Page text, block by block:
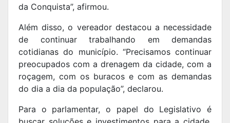
da Conquista”, afirmou.
Além disso, o vereador destacou a necessidade
de continuar trabalhando em demandas
cotidianas do município. “Precisamos continuar
preocupados com a drenagem da cidade, com a
roçagem, com os buracos e com as demandas
do dia a dia da população”, declarou.
Para o parlamentar, o papel do Legislativo é